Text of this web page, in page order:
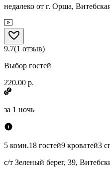
недалеко от г. Орша,
9.7(1 отзыв)
Выбор гостей
220.00 р.
за 1 ночь
5 комн.18 гостей9 кроватей3
с/т Зеленый берег, 39,